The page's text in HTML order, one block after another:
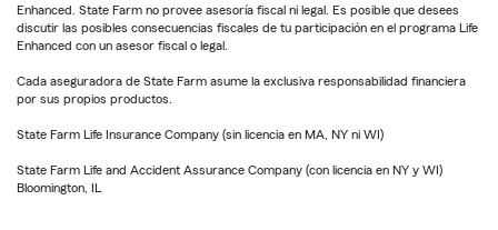
Enhanced. State Farm no provee asesoría fiscal ni legal. Es posible que desees
discutir las posibles consecuencias fiscales de tu participación en el programa Life
Enhanced con un asesor fiscal o legal.
Cada aseguradora de State Farm asume la exclusiva responsabilidad financiera
por sus propios productos.
State Farm Life Insurance Company (sin licencia en MA, NY ni WI)
State Farm Life and Accident Assurance Company (con licencia en NY y WI)
Bloomington, IL